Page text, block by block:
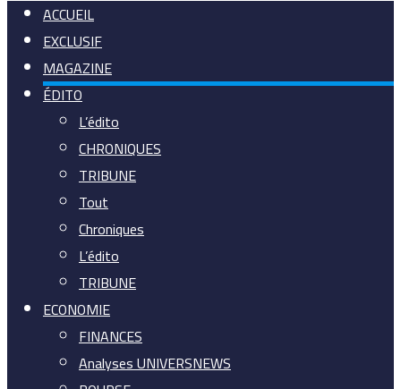
ACCUEIL
EXCLUSIF
MAGAZINE
ÉDITO
L’édito
CHRONIQUES
TRIBUNE
Tout
Chroniques
L’édito
TRIBUNE
ECONOMIE
FINANCES
Analyses UNIVERSNEWS